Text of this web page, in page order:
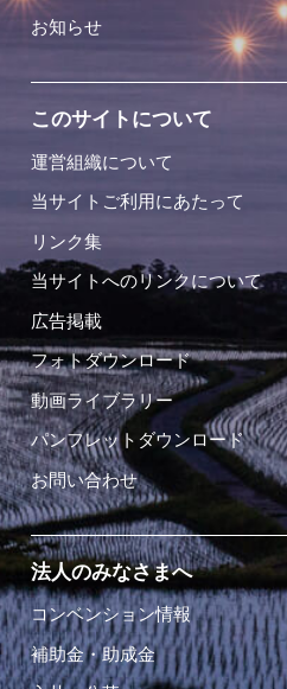
お知らせ
このサイトについて
運営組織について
当サイトご利用にあたって
リンク集
当サイトへのリンクについて
広告掲載
フォトダウンロード
動画ライブラリー
パンフレットダウンロード
お問い合わせ
法人のみなさまへ
コンベンション情報
補助金・助成金